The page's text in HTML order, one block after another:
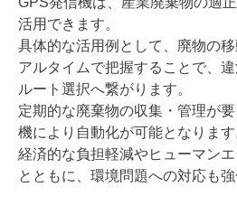
活用できます。
具体的な活用例として、廃物の
アルタイムで把握することで、
ルート選択へ繋がります。
定期的な廃棄物の収集・管理が
機により自動化が可能となります
経済的な負担軽減やヒューマン
とともに、環境問題への対応も強